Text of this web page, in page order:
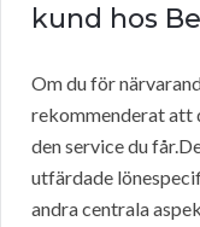
kund hos
Om du för
rekommenderat att
den service du
utfärdade
andra centrala